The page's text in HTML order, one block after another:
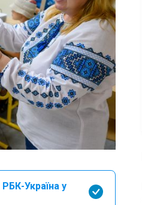
РБК-Україна у